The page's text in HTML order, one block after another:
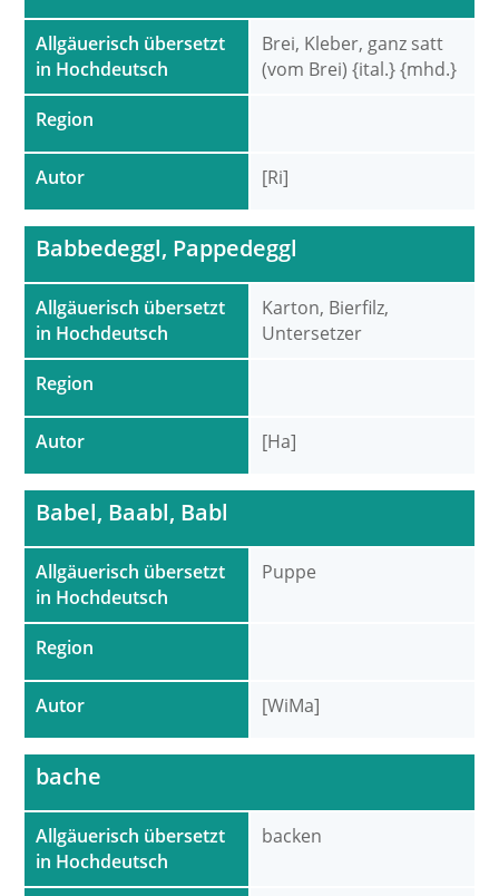
Allgäuerisch übersetzt
in Hochdeutsch
Region
Autor
Brei, Kleber, ganz satt
(vom Brei) {ital.} {mhd.}
[Ri]
Allgäuerisch übersetzt
in Hochdeutsch
Region
Autor
Babbedeggl, Pappedeggl
Karton, Bierfilz,
Untersetzer
[Ha]
Allgäuerisch übersetzt
in Hochdeutsch
Region
Autor
Babel, Baabl, Babl
Puppe
[WiMa]
Allgäuerisch übersetzt
in Hochdeutsch
bache
backen